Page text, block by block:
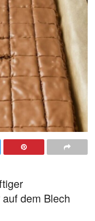
dem Blech